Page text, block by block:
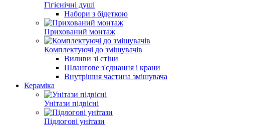
Гігієнічні душі
Набори з бідеткою
Прихований монтаж
Комплектуючі до змішувачів
Виливи зі стіни
Шлангове з'єднання і крани
Внутрішня частина змішувача
Кераміка
Унітази підвісні
Підлогові унітази